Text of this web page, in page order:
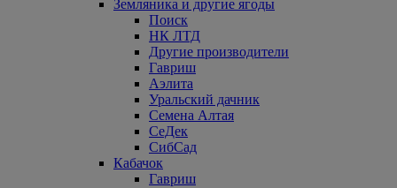
Земляника и другие ягоды
Поиск
НК ЛТД
Другие производители
Гавриш
Аэлита
Уральский дачник
Семена Алтая
СеДек
СибСад
Кабачок
Гавриш